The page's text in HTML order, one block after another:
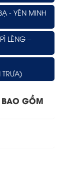
- YÊN MINH
LÈNG –
GỒM